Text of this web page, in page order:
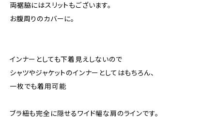
両裾脇にはスリットもございます。
お腹周りのカバーに。
インナーとしても下着見えしないので
シャツやジャケットのインナーとしてはもちろん、
一枚でも着用可能
ブラ紐も完全に隠せるワイド幅な肩のラインです。